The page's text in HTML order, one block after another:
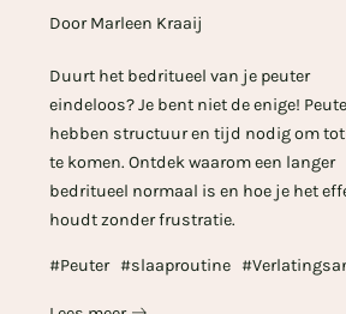
Door Marleen Kraaij
Duurt het bedritueel van je peuter
eindeloos? Je bent niet de enige!
hebben structuur en tijd nodig om
te komen. Ontdek waarom een langer
bedritueel normaal is en hoe je het
houdt zonder frustratie.
#Peuter #slaaproutine